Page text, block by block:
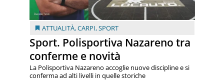
ATTUALITÀ,CARPI,SPORT
Sport. Polisportiva Nazareno tra
conferme e novità
La Polisportiva Nazareno accoglie nuove discipline e si
conferma ad alti livelli in quelle storiche